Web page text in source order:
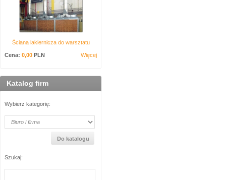
Ściana lakiernicza do warsztatu
Cena: 0,00 PLN Więcej
Katalog firm
Wybierz kategorię:
Szukaj: